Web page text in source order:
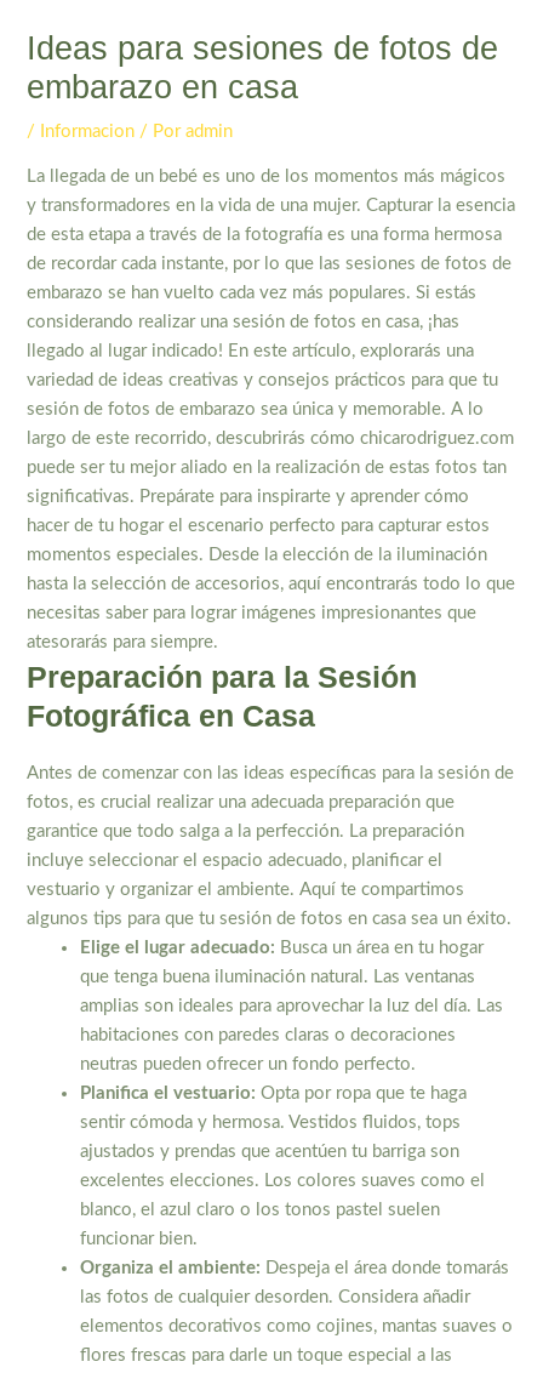
Ideas para sesiones de fotos de
embarazo en casa
/ Informacion / Poradmin
La llegada de un bebé es uno de los momentos más mágicos
y transformadores en la vida de una mujer. Capturar la esencia
de esta etapa a través de la fotografía es una forma hermosa
de recordar cada instante, por lo que las sesiones de fotos de
embarazo se han vuelto cada vez más populares. Si estás
considerando realizar una sesión de fotos en casa, ¡has
llegado al lugar indicado! En este artículo, explorarás una
variedad de ideas creativas y consejos prácticos para que tu
sesión de fotos de embarazo sea única y memorable. A lo
largo de este recorrido, descubrirás cómo chicarodriguez.com
puede ser tu mejor aliado en la realización de estas fotos tan
significativas. Prepárate para inspirarte y aprender cómo
hacer de tu hogar el escenario perfecto para capturar estos
momentos especiales. Desde la elección de la iluminación
hasta la selección de accesorios, aquí encontrarás todo lo que
necesitas saber para lograr imágenes impresionantes que
atesorarás para siempre.
Preparación para la Sesión
Fotográfica en Casa
Antes de comenzar con las ideas específicas para la sesión de
fotos, es crucial realizar una adecuada preparación que
garantice que todo salga a la perfección. La preparación
incluye seleccionar el espacio adecuado, planificar el
vestuario y organizar el ambiente. Aquí te compartimos
algunos tips para que tu sesión de fotos en casa sea un éxito.
Elige el lugar adecuado: Busca un área en tu hogar
que tenga buena iluminación natural. Las ventanas
amplias son ideales para aprovechar la luz del día. Las
habitaciones con paredes claras o decoraciones
neutras pueden ofrecer un fondo perfecto.
Planifica el vestuario: Opta por ropa que te haga
sentir cómoda y hermosa. Vestidos fluidos, tops
ajustados y prendas que acentúen tu barriga son
excelentes elecciones. Los colores suaves como el
blanco, el azul claro o los tonos pastel suelen
funcionar bien.
Organiza el ambiente: Despeja el área donde tomarás
las fotos de cualquier desorden. Considera añadir
elementos decorativos como cojines, mantas suaves o
flores frescas para darle un toque especial a las